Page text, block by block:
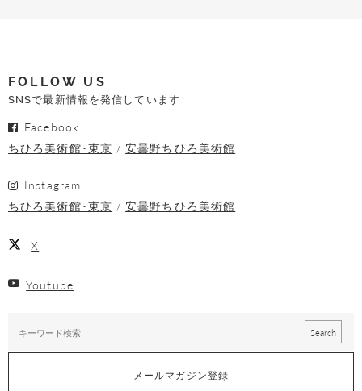
FOLLOW US
SNSで最新情報を発信しています
Facebook
ちひろ美術館･東京
安曇野ちひろ美術館
Instagram
ちひろ美術館･東京
安曇野ちひろ美術館
X
Youtube
メールマガジン登録